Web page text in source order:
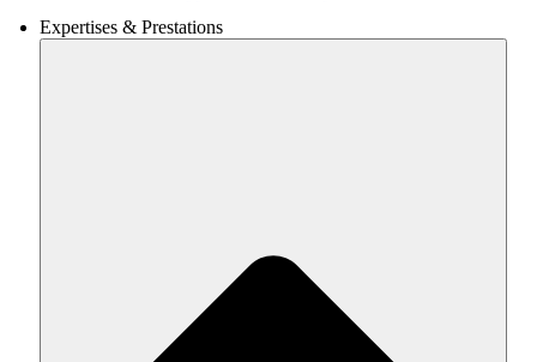
Expertises & Prestations